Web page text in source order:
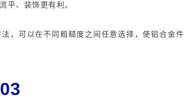
平、装饰更有利。
，可以在不同粗糙度之间任意选择，使铝合金件
03